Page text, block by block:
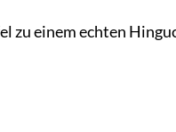
zu einem echten